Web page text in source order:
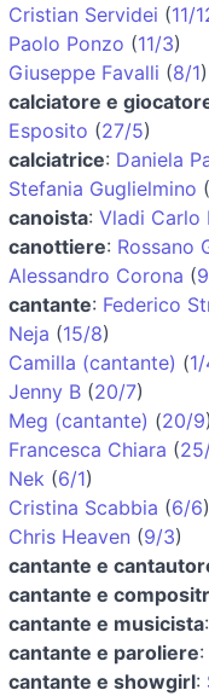
Cristian Servidei (11/
Paolo Ponzo (11/3)
Giuseppe Favalli (8/1)
calciatore e
Esposito (27/5)
calciatrice: Daniela
Stefania Guglielmino (
canoista: Vladi Carlo
canottiere: Rossano
Alessandro Corona (
cantante: Federico
Neja (15/8)
Camilla (cantante) (
Jenny B (20/7)
Meg (cantante) (20/9)
Francesca Chiara (
Nek (6/1)
Cristina Scabbia (6/6)
Chris Heaven (9/3)
cantante e
cantante e
cantante e musicista:
cantante e paroliere:
cantante e showgirl: